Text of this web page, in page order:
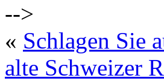
-->
« Schlagen Sie
alte Schweizer